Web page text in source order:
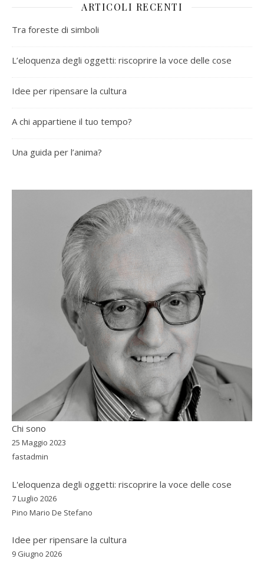
ARTICOLI RECENTI
Tra foreste di simboli
L’eloquenza degli oggetti: riscoprire la voce delle cose
Idee per ripensare la cultura
A chi appartiene il tuo tempo?
Una guida per l’anima?
Chi sono
25 Maggio 2023
fastadmin
L'eloquenza degli oggetti: riscoprire la voce delle cose
7 Luglio 2026
Pino Mario De Stefano
Idee per ripensare la cultura
9 Giugno 2026